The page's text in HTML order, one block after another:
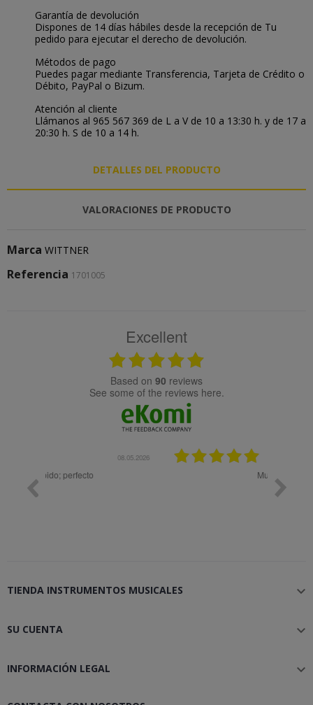
Garantía de devolución
Dispones de 14 días hábiles desde la recepción de Tu
pedido para ejecutar el derecho de devolución.
Métodos de pago
Puedes pagar mediante Transferencia, Tarjeta de Crédito o
Débito, PayPal o Bizum.
Atención al cliente
Llámanos al 965 567 369 de L a V de 10 a 13:30 h. y de 17 a
20:30 h. S de 10 a 14 h.
DETALLES DEL PRODUCTO
VALORACIONES DE PRODUCTO
Marca WITTNER
Referencia 1701005
Excellent
based on 90 reviews
see some of the reviews here.
08.04.2026
TIENDA INSTRUMENTOS MUSICALES 
SU CUENTA 
INFORMACIÓN LEGAL 